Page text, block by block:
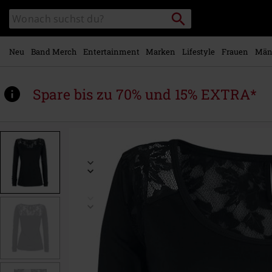
Hauptinhalt
springen
Katalog
durchsuchen
Packstation
suchen
Neu Band Merch Entertainment Marken Lifestyle Frauen
Spare bis zu 70% und 15% EXTRA*
www.emp.at/p/kandelaar/376570.html